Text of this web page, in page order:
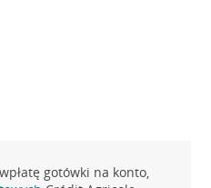
gotówki na konto,